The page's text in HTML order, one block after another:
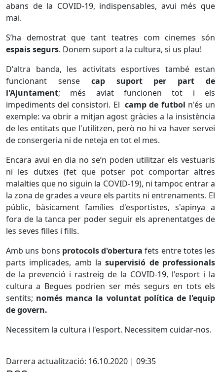
abans de la COVID-19, indispensables, avui més que
mai.
S’ha demostrat que tant teatres com cinemes són
espais segurs. Donem suport a la cultura, si us plau!
D'altra banda, les activitats esportives també estan
funcionant sense cap suport per part de
l'Ajuntament; més aviat funcionen tot i els
impediments del consistori. Elcamp de futbol n'és un
exemple: va obrir a mitjan agost gràcies a la insistència
de les entitats que l'utilitzen, però no hi va haver servei
de consergeria ni de neteja en tot el mes.
Encara avui en dia no se’n poden utilitzar els vestuaris
ni les dutxes (fet que potser pot comportar altres
malalties que no siguin la COVID-19), ni tampoc entrar a
la zona de grades a veure els partits ni entrenaments. El
públic, bàsicament famílies d'esportistes, s'apinya a
fora de la tanca per poder seguir els aprenentatges de
les seves filles i fills.
Amb uns bons protocols d'obertura fets entre totes les
parts implicades, amb lasupervisió de professionals
de la prevenció i rastreig de la COVID-19, l'esport i la
cultura a Begues podrien ser més segurs en tots els
sentits; només manca la voluntat política de l'equip
de govern.
Necessitem la cultura i l'esport. Necessitem cuidar-nos.
Darrera actualització: 16.10.2020 | 09:35